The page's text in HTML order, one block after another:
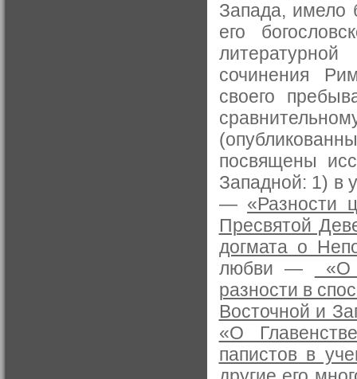
Запада, имело
его
сочинения
своего
посвящены
Западной: 1) в
— «Разности
Пресвятой
догмата о
любви —
«О
разности в
Восточной и
«О
папистов в